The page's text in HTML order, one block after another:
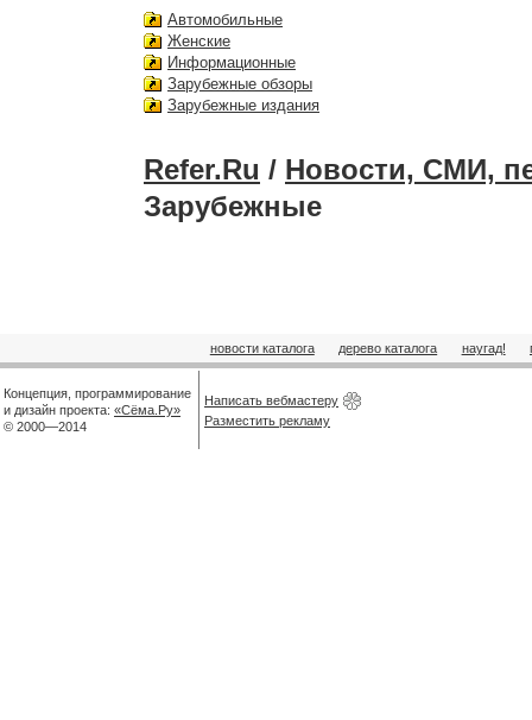
Автомобильные
Женские
Информационные
Зарубежные обзоры
Зарубежные издания
Refer.Ru / Новости, СМИ,
Зарубежные
новости каталога дерево каталога наугад!
Концепция, программирование
и дизайн проекта: «Сёма.Ру»
© 2000—2014
Написать вебмастеру
Разместить рекламу